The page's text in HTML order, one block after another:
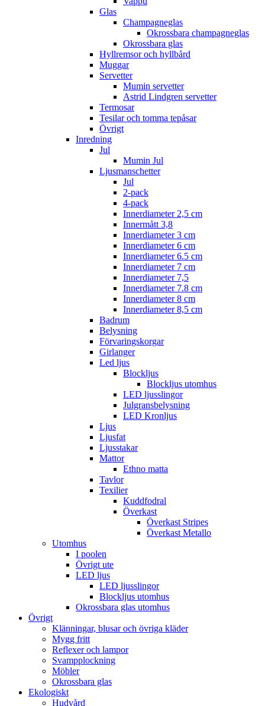
Glas
Champagneglas
Okrossbara champagneglas
Okrossbara glas
Hyllremsor och hyllbård
Muggar
Servetter
Mumin servetter
Astrid Lindgren servetter
Termosar
Tesilar och tomma tepåsar
Övrigt
Inredning
Jul
Mumin Jul
Ljusmanschetter
Jul
2-pack
4-pack
Innerdiameter 2,5 cm
Innermått 3,8
Innerdiameter 3 cm
Innerdiameter 6 cm
Innerdiameter 6.5 cm
Innerdiameter 7 cm
Innerdiameter 7,5
Innerdiameter 7.8 cm
Innerdiameter 8 cm
Innerdiameter 8,5 cm
Badrum
Belysning
Förvaringskorgar
Girlanger
Led ljus
Blockljus
Blockljus utomhus
LED ljusslingor
Julgransbelysning
LED Kronljus
Ljus
Ljusfat
Ljusstakar
Mattor
Ethno matta
Tavlor
Texilier
Kuddfodral
Överkast
Överkast Stripes
Överkast Metallo
Utomhus
I poolen
Övrigt ute
LED ljus
LED ljusslingor
Blockljus utomhus
Okrossbara glas utomhus
Övrigt
Klänningar, blusar och övriga kläder
Mygg fritt
Reflexer och lampor
Svampplockning
Möbler
Okrossbara glas
Ekologiskt
Hudvård